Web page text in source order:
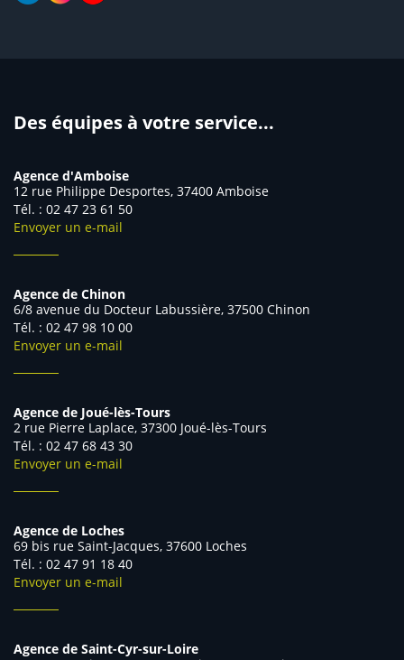
Des équipes à votre service...
Agence d'Amboise
12 rue Philippe Desportes, 37400 Amboise
Tél. : 02 47 23 61 50
Envoyer un e-mail
Agence de Chinon
6/8 avenue du Docteur Labussière, 37500 Chinon
Tél. : 02 47 98 10 00
Envoyer un e-mail
Agence de Joué-lès-Tours
2 rue Pierre Laplace, 37300 Joué-lès-Tours
Tél. : 02 47 68 43 30
Envoyer un e-mail
Agence de Loches
69 bis rue Saint-Jacques, 37600 Loches
Tél. : 02 47 91 18 40
Envoyer un e-mail
Agence de Saint-Cyr-sur-Loire